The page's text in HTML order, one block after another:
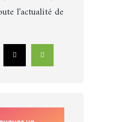
l'actualité de